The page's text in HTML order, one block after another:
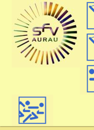
primären
Inhalt
springen
sekundären
Inhalt
springenSFV
aktiv in Aurau
Hauptmenü